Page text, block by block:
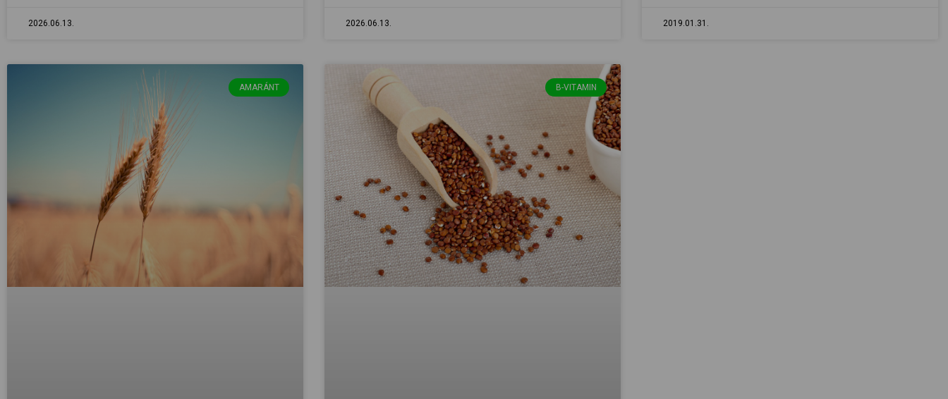
2026.06.13. 2026.06.13. 2019.01.31.
AMARÁNT B-VITAMIN